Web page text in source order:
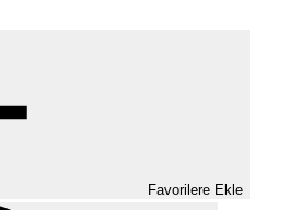
Favorilere Ekle